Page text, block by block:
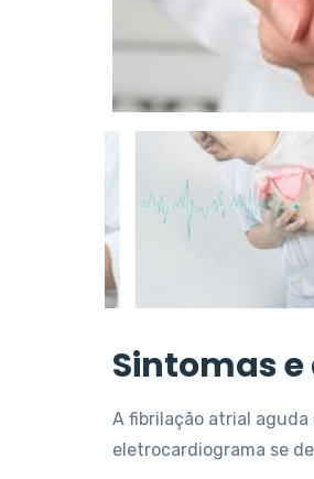
Sintomas
A fibrilação atrial
eletrocardiograma se